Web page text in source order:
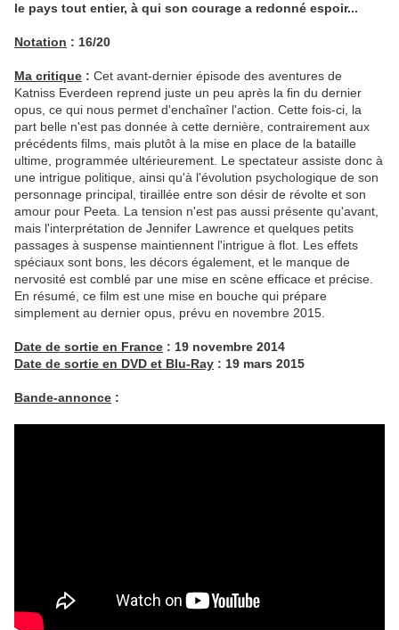
le pays tout entier, à qui son courage a redonné espoir...
Notation : 16/20
Ma critique : Cet avant-dernier épisode des aventures de
Katniss Everdeen reprend juste un peu après la fin du dernier
opus, ce qui nous permet d'enchaîner l'action. Cette fois-ci, la
part belle n'est pas donnée à cette dernière, contrairement aux
précédents films, mais plutôt à la mise en place de la bataille
ultime, programmée ultérieurement. Le spectateur assiste donc à
une intrigue politique, ainsi qu'à l'évolution psychologique de son
personnage principal, tiraillée entre son désir de révolte et son
amour pour Peeta. La tension n'est pas aussi présente qu'avant,
mais l'interprétation de Jennifer Lawrence et quelques petits
passages à suspense maintiennent l'intrigue à flot. Les effets
spéciaux sont bons, les décors également, et le manque de
nervosité est comblé par une mise en scène efficace et précise.
En résumé, ce film est une mise en bouche qui prépare
simplement au dernier opus, prévu en novembre 2015.
Date de sortie en France : 19 novembre 2014
Date de sortie en DVD et Blu-Ray : 19 mars 2015
Bande-annonce :